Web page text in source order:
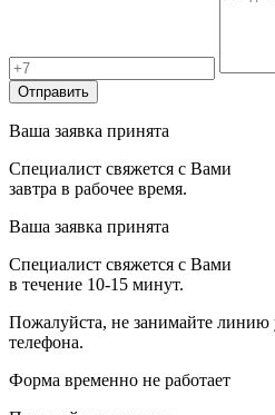
Отправить
Ваша заявка принята
Специалист свяжется с Вами
завтра в рабочее время.
Ваша заявка принята
Специалист свяжется с Вами
в течение 10-15 минут.
Пожалуйста, не занимайте линию
телефона.
Форма временно не работает